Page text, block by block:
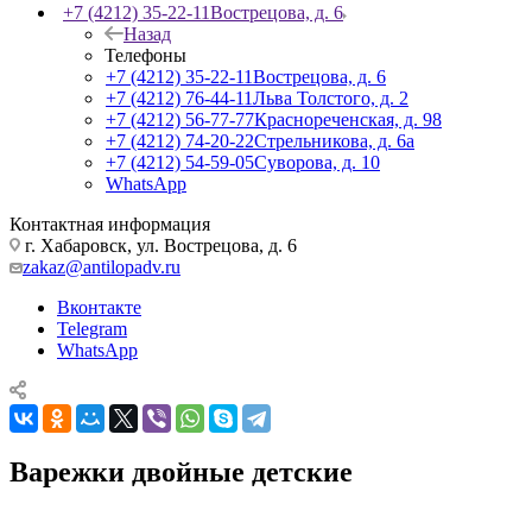
+7 (4212) 35-22-11Вострецова, д. 6
Назад
Телефоны
+7 (4212) 35-22-11Вострецова, д. 6
+7 (4212) 76-44-11Льва Толстого, д. 2
+7 (4212) 56-77-77Краснореченская, д. 98
+7 (4212) 74-20-22Стрельникова, д. 6а
+7 (4212) 54-59-05Суворова, д. 10
WhatsApp
Контактная информация
г. Хабаровск, ул. Вострецова, д. 6
zakaz@antilopadv.ru
Вконтакте
Telegram
WhatsApp
Варежки двойные детские